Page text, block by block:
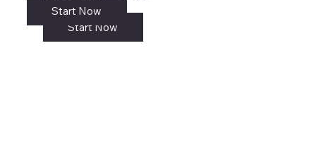
リンク
Start Now
Start Now
Start Now